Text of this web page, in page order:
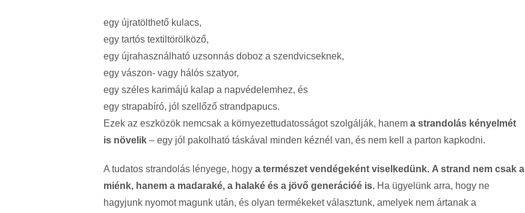
egy újratölthető kulacs,
egy tartós textiltörölköző,
egy újrahasználható uzsonnás doboz a szendvicseknek,
egy vászon- vagy hálós szatyor,
egy széles karimájú kalap a napvédelemhez, és
egy strapabíró, jól szellőző strandpapucs.
Ezek az eszközök nemcsak a környezettudatosságot szolgálják, hanem a strandolás kényelmét
is növelik – egy jól pakolható táskával minden kéznél van, és nem kell a parton kapkodni.
A tudatos strandolás lényege, hogy a természet vendégeként viselkedünk. A strand nem csak a
miénk, hanem a madaraké, a halaké és a jövő generációé is. Ha ügyelünk arra, hogy ne
hagyjunk nyomot magunk után, és olyan termékeket választunk, amelyek nem ártanak a